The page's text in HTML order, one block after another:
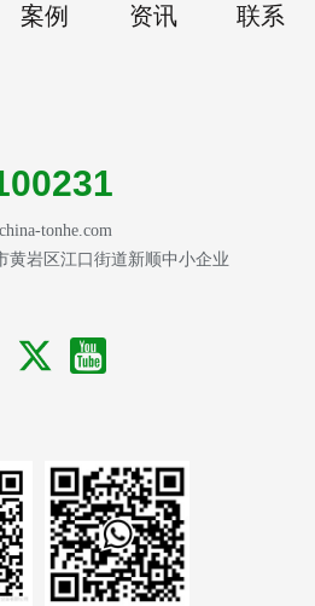
案例 资讯 联系
tonhe.com
黄岩区江口街道新顺中小企业